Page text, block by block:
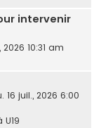
intervenir
2026 10:31 am
16 juil., 2026 6:00